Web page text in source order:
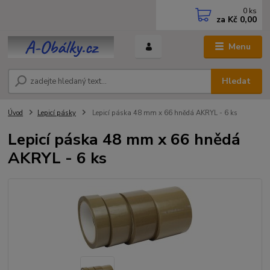
Menu
Hledat
0 ks
za Kč 0,00
Úvod Lepicí pásky Lepicí páska 48 mm x 66 hnědá AKRYL - 6 ks
Lepicí páska 48 mm x 66 hnědá
AKRYL - 6 ks